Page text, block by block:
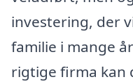
investering, der
familie i mange
rigtige firma kan